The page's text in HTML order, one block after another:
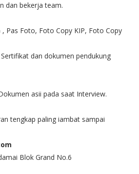
dan bekerja team.
, Pas Foto, Foto Copy KIP, Foto Copy
dan dokumen pendukung
asii pada saat Interview.
tengkap paling iambat sampai
Blok Grand No.6